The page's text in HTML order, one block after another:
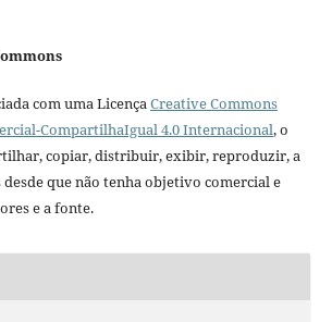
com uma LicençaCreative Commons
CompartilhaIgual 4.0 Internacional, o
copiar, distribuir, exibir, reproduzir, a
que não tenha objetivo comercial e
e a fonte.